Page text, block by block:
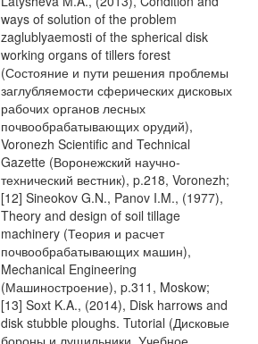
ways of solution of the problem
zaglublyaemosti of the spherical disk
working organs of tillers forest
(Состояние и пути решения проблемы
заглубляемости сферических дисковых
рабочих органов лесных
почвообрабатывающих орудий),
Voronezh Scientific and Technical
Gazette (Воронежский научно-
технический вестник), p.218, Voronezh;
[12] Sineokov G.N., Panov I.M., (1977),
Theory and design of soil tillage
machinery (Теория и расчет
почвообрабатывающих машин),
Mechanical Engineering
(Машиностроение), p.311, Moskow;
[13] Soxt K.A., (2014), Disk harrows and
disk stubble ploughs. Tutorial (Дисковые
бороны и лущильники. Учебное